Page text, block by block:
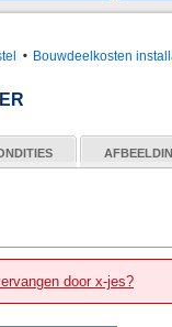
Bouwdeelkosten
door x-jes?